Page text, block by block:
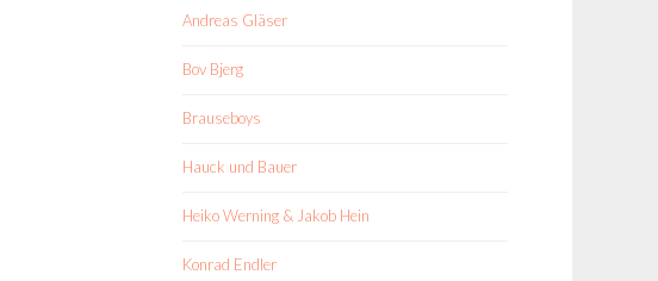
Andreas Gläser
Bov Bjerg
Brauseboys
Hauck und Bauer
Heiko Werning & Jakob Hein
Konrad Endler